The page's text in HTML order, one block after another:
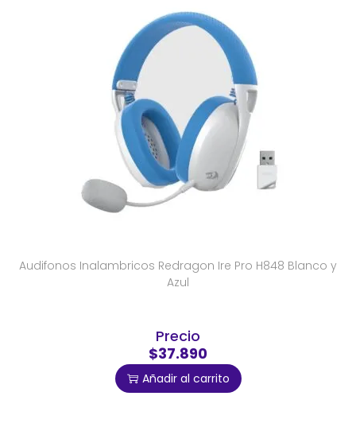
Audifonos Inalambricos Redragon Ire Pro H848 Blanco y
Azul
Precio
$37.890
Añadir al carrito